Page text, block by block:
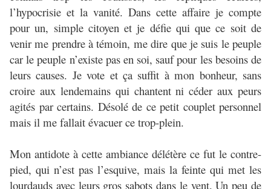
l’hypocrisie et la vanité. Dans cette affaire je compte
pour un, simple citoyen et je défie qui que ce soit de
venir me prendre à témoin, me dire que je suis le peuple
car le peuple n’existe pas en soi, sauf pour les besoins de
leurs causes. Je vote et ça suffit à mon bonheur, sans
croire aux lendemains qui chantent ni céder aux peurs
agités par certains. Désolé de ce petit couplet personnel
mais il me fallait évacuer ce trop-plein.
Mon antidote à cette ambiance délétère ce fut le contre-
pied, qui n’est pas l’esquive, mais la feinte qui met les
lourdauds avec leurs gros sabots dans le vent. Un peu de